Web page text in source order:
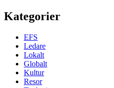
Kategorier
EFS
Ledare
Lokalt
Globalt
Kultur
Resor